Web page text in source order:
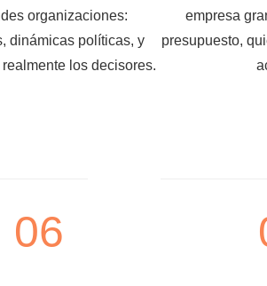
organizaciones:
dinámicas políticas, y
los decisores.
empresa
presupuesto,
06